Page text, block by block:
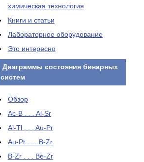
химическая технология
Книги и статьи
Лабораторное оборудование
Это интересно
Диаграммы состояния бинарных
систем
Обзор
Ac-B . . . Al-Sr
Al-Tl . . . Au-Pr
Au-Pt . . . B-Zr
B-Zr . . . Be-Zr